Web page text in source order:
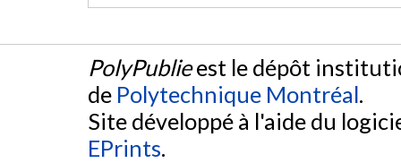
PolyPublieest le dépôt
de Polytechnique Montréal.
Site développé à l'aide du
EPrints.